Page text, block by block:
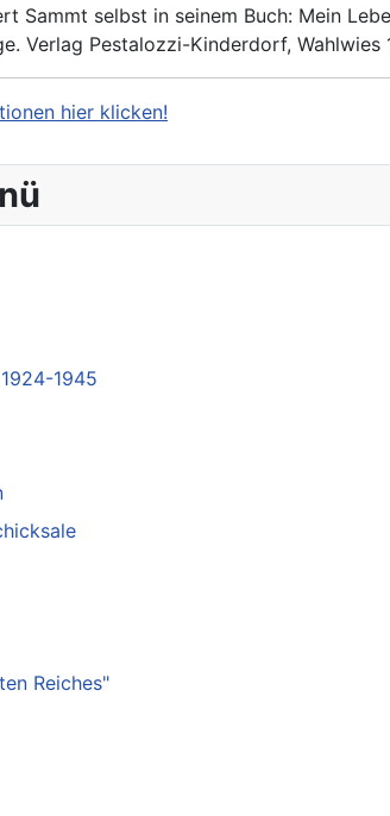
Sammt selbst in seinem Buch: Mein
Verlag Pestalozzi-Kinderdorf,
hier klicken!
1945
Reiches"